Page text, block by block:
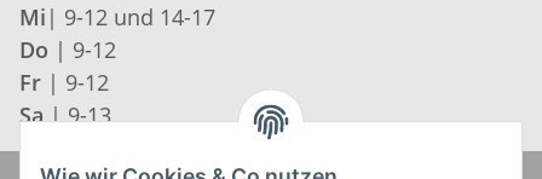
Mi | 9-12 und 14-17
Do | 9-12
Fr | 9-12
Sa | 9-13